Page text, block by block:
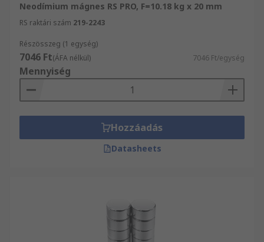
Neodímium mágnes RS PRO, F=10.18 kg x 20 mm
RS raktári szám 219-2243
Részösszeg (1 egység)
7046 Ft(ÁFA nélkül) 7046 Ft/egység
Mennyiség
Hozzáadás
Datasheets